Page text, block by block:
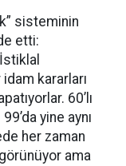
sisteminin
etti:
kararları
60’lı
yine aynı
her zaman
ama